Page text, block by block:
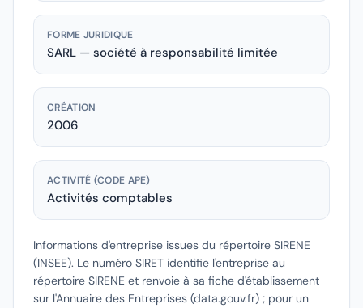
FORME JURIDIQUE
SARL — société à responsabilité limitée
CRÉATION
2006
ACTIVITÉ (CODE APE)
Activités comptables
Informations d'entreprise issues du répertoire SIRENE
(INSEE). Le numéro SIRET identifie l'entreprise au
répertoire SIRENE et renvoie à sa fiche d'établissement
sur l'Annuaire des Entreprises (data.gouv.fr) ; pour un